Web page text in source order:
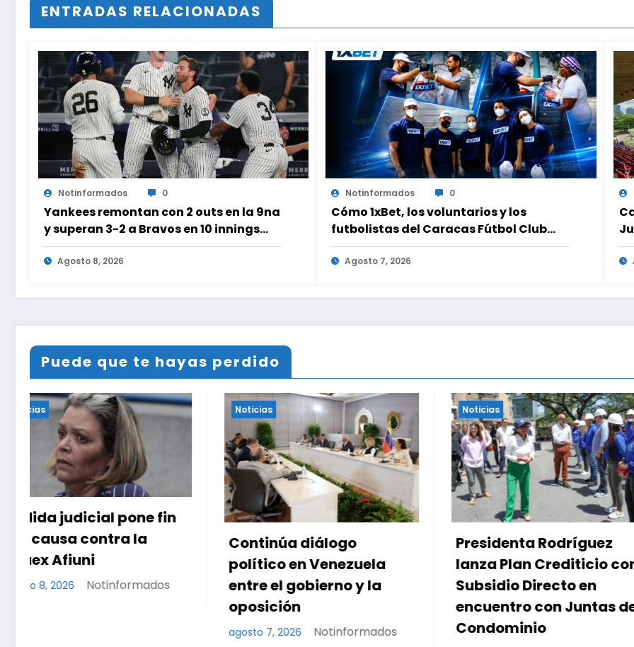
ENTRADAS RELACIONADAS
Notinformados 0
Yankees remontan con 2 outs en la 9na
y superan 3-2 a Bravos en 10 innings
tras larga lluvia
Agosto 8, 2026
Notinformados 0
Cómo 1xBet, los voluntarios y los
futbolistas del Caracas Fútbol Club
juntaron fuerzas para ayudar a las
familias de Venezuela
Agosto 7, 2026
Puede que te hayas perdido
Noticias
Continúa diálogo
político en Venezuela
entre el gobierno y la
Noticias
Presidenta Rodríguez
lanza Plan Crediticio con
Subsidio Directo en
encuentro con Juntas de
Condominio
Noticias
Dirigentes
locales activan el
encuentro
a Venezuela» para
impulsar propuestas